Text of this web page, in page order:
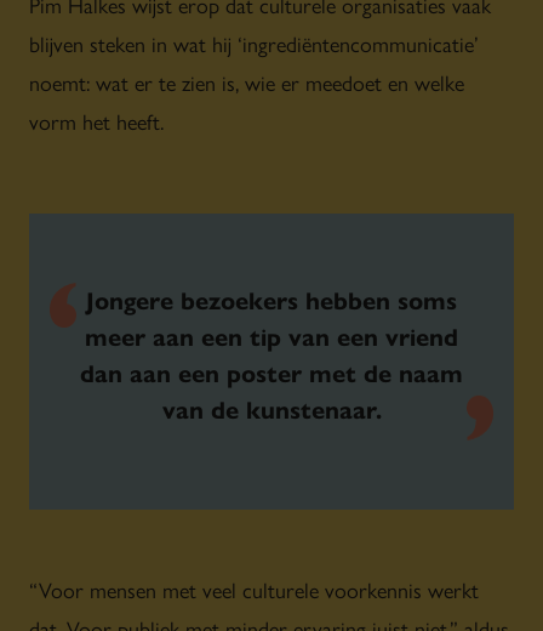
blijven steken in wat hij ‘ingrediëntencommunicatie’
noemt: wat er te zien is, wie er meedoet en welke
vorm het heeft.
Jongere bezoekers hebben soms
meer aan een tip van een vriend
dan aan een poster met de naam
van de kunstenaar.
“Voor mensen met veel culturele voorkennis werkt